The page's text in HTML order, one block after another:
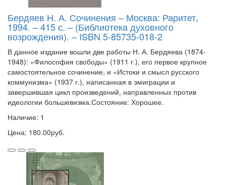
Бердяев Н. А. Сочинения – Москва: Раритет,
1994. – 415 с. – (Библиотека духовного
возрождения). – ISBN 5-85735-018-2
В данное издание вошли две работы Н. А. Бердяева (1874-
1948): «Философия свободы» (1911 г.), его первое крупное
самостоятельное сочинение, и «Истоки и смысл русского
коммунизма» (1937 г.), написанная в эмиграции и
завершившая цикл произведений, направленных против
идеологии большевизма.Состояние: Хорошее.
Наличие: 1
Цена: 180.00руб.